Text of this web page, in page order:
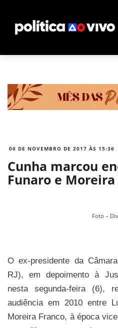
06 DE NOVEMBRO DE 2017 ÀS 15:36
Cunha marcou
Funaro e Moreira
Foto –
O ex-presidente da
RJ), em depoimento à
nesta segunda-feira (6),
audiência em 2010 entre
Moreira Franco, à época